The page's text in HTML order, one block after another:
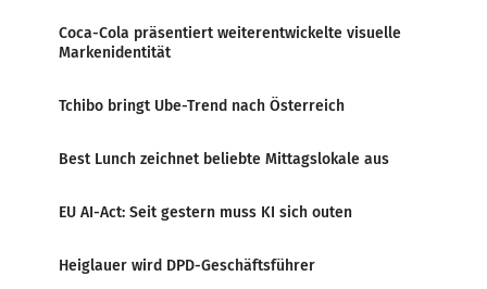
Coca-Cola präsentiert weiterentwickelte visuelle
Markenidentität
Tchibo bringt Ube-Trend nach Österreich
Best Lunch zeichnet beliebte Mittagslokale aus
EU AI-Act: Seit gestern muss KI sich outen
Heiglauer wird DPD-Geschäftsführer